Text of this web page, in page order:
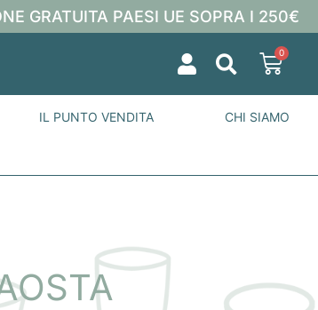
GRATUITA PAESI UE SOPRA I 250€
0
IL PUNTO VENDITA CHI SIAMO